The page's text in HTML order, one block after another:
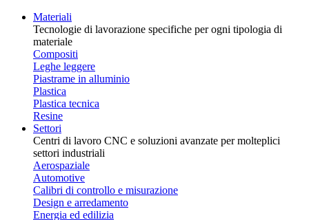
Materiali
Tecnologie di lavorazione specifiche per ogni tipologia di
materiale
Compositi
Leghe leggere
Piastrame in alluminio
Plastica
Plastica tecnica
Resine
Settori
Centri di lavoro CNC e soluzioni avanzate per molteplici
settori industriali
Aerospaziale
Automotive
Calibri di controllo e misurazione
Design e arredamento
Energia ed edilizia